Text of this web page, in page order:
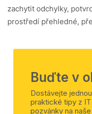
zachytit odchylky,
prostředí přehledné,